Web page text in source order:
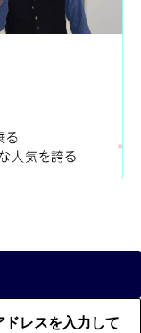
ドレスを入力して